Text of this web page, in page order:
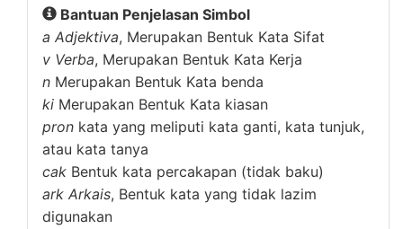
Bantuan Penjelasan Simbol
a Adjektiva, Merupakan Bentuk Kata Sifat
v Verba, Merupakan Bentuk Kata Kerja
n Merupakan Bentuk Kata benda
ki Merupakan Bentuk Kata kiasan
pron kata yang meliputi kata ganti, kata tunjuk,
atau kata tanya
cak Bentuk kata percakapan (tidak baku)
ark Arkais, Bentuk kata yang tidak lazim
digunakan